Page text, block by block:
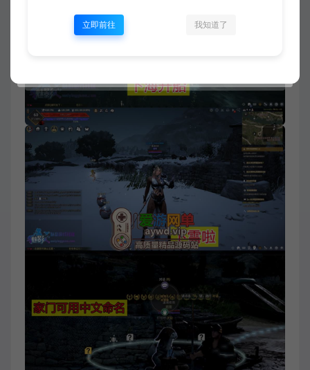
立即前往 我知道了